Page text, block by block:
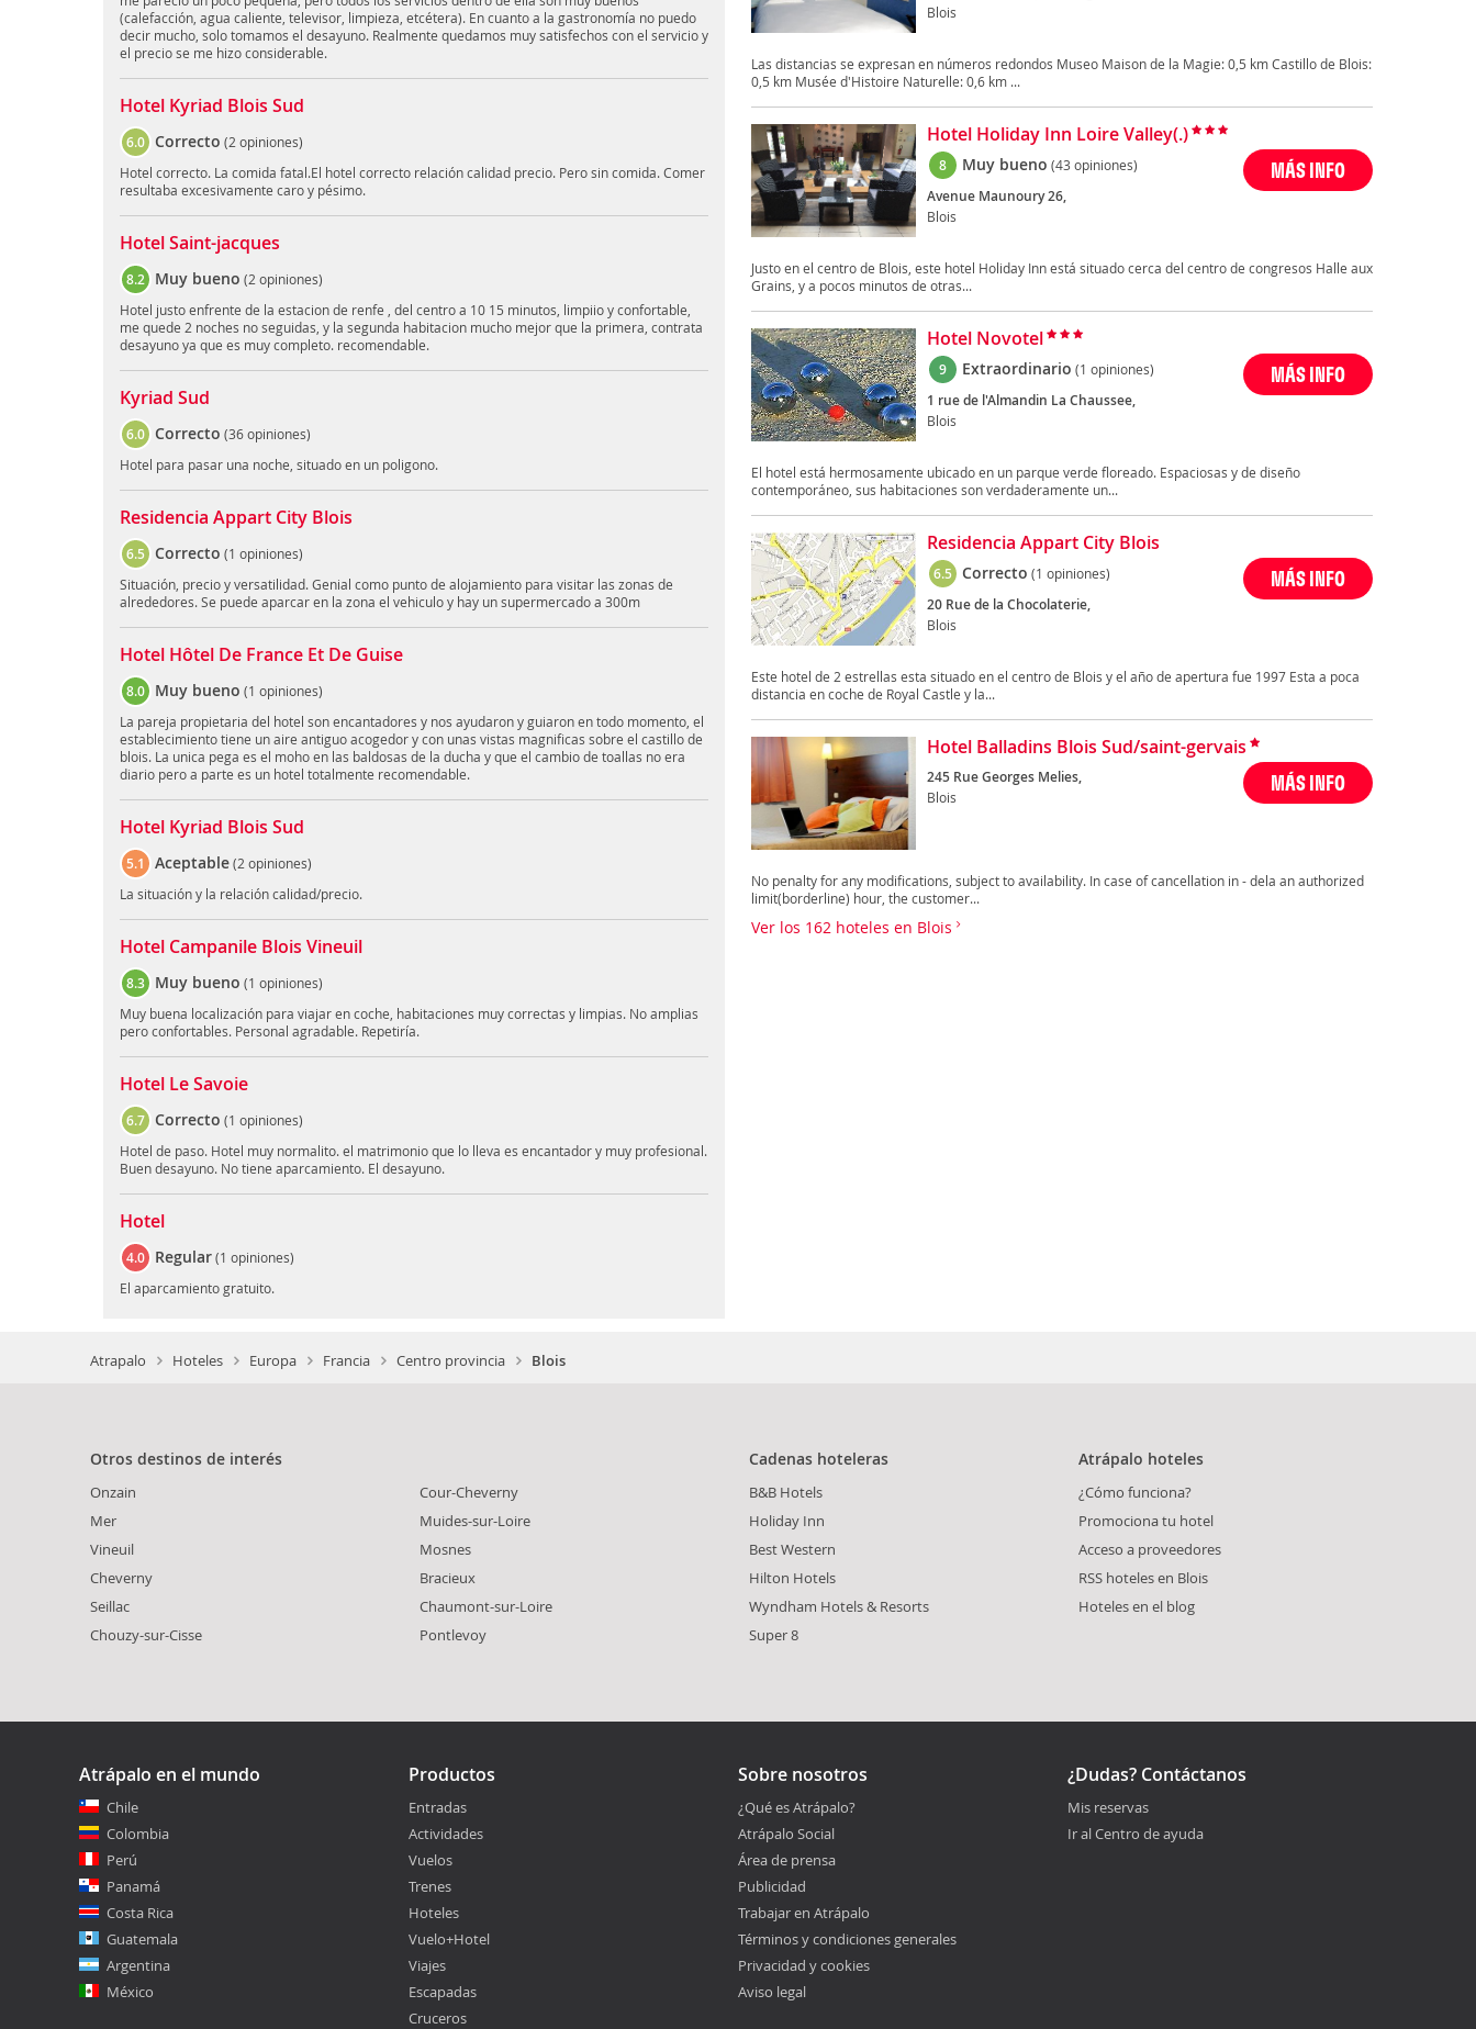
(calefacción, agua caliente, televisor, limpieza, etcétera). En cuanto a la gastronomía no puedo
decir mucho, solo tomamos el desayuno. Realmente quedamos muy satisfechos con el servicio y
el precio se me hizo considerable.
Hotel Kyriad Blois Sud
6.0 Correcto (2 opiniones)
Hotel correcto. La comida fatal.El hotel correcto relación calidad precio. Pero sin comida. Comer
resultaba excesivamente caro y pésimo.
Hotel Saint-jacques
8.2 Muy bueno (2 opiniones)
Hotel justo enfrente de la estacion de renfe , del centro a 10 15 minutos, limpiio y confortable,
me quede 2 noches no seguidas, y la segunda habitacion mucho mejor que la primera, contrata
desayuno ya que es muy completo. recomendable.
Kyriad Sud
6.0 Correcto (36 opiniones)
Hotel para pasar una noche, situado en un poligono.
Residencia Appart City Blois
6.5 Correcto (1 opiniones)
Situación, precio y versatilidad. Genial como punto de alojamiento para visitar las zonas de
alrededores. Se puede aparcar en la zona el vehiculo y hay un supermercado a 300m
Hotel Hôtel De France Et De Guise
8.0 Muy bueno (1 opiniones)
La pareja propietaria del hotel son encantadores y nos ayudaron y guiaron en todo momento, el
establecimiento tiene un aire antiguo acogedor y con unas vistas magnificas sobre el castillo de
blois. La unica pega es el moho en las baldosas de la ducha y que el cambio de toallas no era
diario pero a parte es un hotel totalmente recomendable.
Hotel Kyriad Blois Sud
5.1 Aceptable(2 opiniones)
La situación y la relación calidad/precio.
Hotel Campanile Blois Vineuil
8.3 Muy bueno (1 opiniones)
Muy buena localización para viajar en coche, habitaciones muy correctas y limpias. No amplias
pero confortables. Personal agradable. Repetiría.
Hotel Le Savoie
6.7 Correcto (1 opiniones)
Hotel de paso. Hotel muy normalito. el matrimonio que lo lleva es encantador y muy profesional.
Buen desayuno. No tiene aparcamiento. El desayuno.
Hotel
4.0 Regular(1 opiniones)
El aparcamiento gratuito.
Blois
Las distancias se expresan en números redondos Museo Maison de la Magie: 0,5 km Castillo de Blois:
0,5 km Musée d'Histoire Naturelle: 0,6 km ...
Hotel Holiday Inn Loire Valley(.)
8 Muy bueno (43 opiniones)
Avenue Maunoury 26,
Blois
MÁS INFO
Justo en el centro de Blois, este hotel Holiday Inn está situado cerca del centro de congresos Halle aux
Grains, y a pocos minutos de otras...
Hotel Novotel
9 Extraordinario (1 opiniones)
1 rue de l'Almandin La Chaussee,
Blois
MÁS INFO
El hotel está hermosamente ubicado en un parque verde floreado. Espaciosas y de diseño
contemporáneo, sus habitaciones son verdaderamente un...
Residencia Appart City Blois
6.5 Correcto (1 opiniones)
20 Rue de la Chocolaterie,
Blois
MÁS INFO
Este hotel de 2 estrellas esta situado en el centro de Blois y el año de apertura fue 1997 Esta a poca
distancia en coche de Royal Castle y la...
Hotel Balladins Blois Sud/saint-gervais
245 Rue Georges Melies,
Blois
MÁS INFO
No penalty for any modifications, subject to availability. In case of cancellation in - dela an authorized
limit(borderline) hour, the customer...
Ver los 162 hoteles en Blois
Atrapalo Hoteles Europa Francia Centro provincia Blois
Otros destinos de interés
Onzain
Mer
Vineuil
Cheverny
Seillac
Chouzy-sur-Cisse
Cour-Cheverny
Muides-sur-Loire
Mosnes
Bracieux
Chaumont-sur-Loire
Pontlevoy
Cadenas hoteleras
B&B Hotels
Holiday Inn
Best Western
Hilton Hotels
Wyndham Hotels & Resorts
Super 8
Atrápalo hoteles
¿Cómo funciona?
Promociona tu hotel
Acceso a proveedores
RSS hoteles en Blois
Hoteles en el blog
Atrápalo en el mundo
Chile
Colombia
Perú
Panamá
Costa Rica
Guatemala
Argentina
México
Productos
Entradas
Actividades
Vuelos
Trenes
Hoteles
Vuelo+Hotel
Viajes
Escapadas
Cruceros
Sobre nosotros
¿Qué es Atrápalo?
Atrápalo Social
Área de prensa
Publicidad
Trabajar en Atrápalo
Términos y condiciones generales
Privacidad y cookies
Aviso legal
¿Dudas? Contáctanos
Mis reservas
Ir al Centro de ayuda